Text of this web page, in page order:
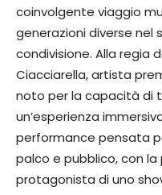
coinvolgente viaggio
generazioni diverse nel
condivisione. Alla regia
Ciacciarella, artista
noto per la capacità di
un’esperienza
performance pensata
palco e pubblico, con
protagonista di uno